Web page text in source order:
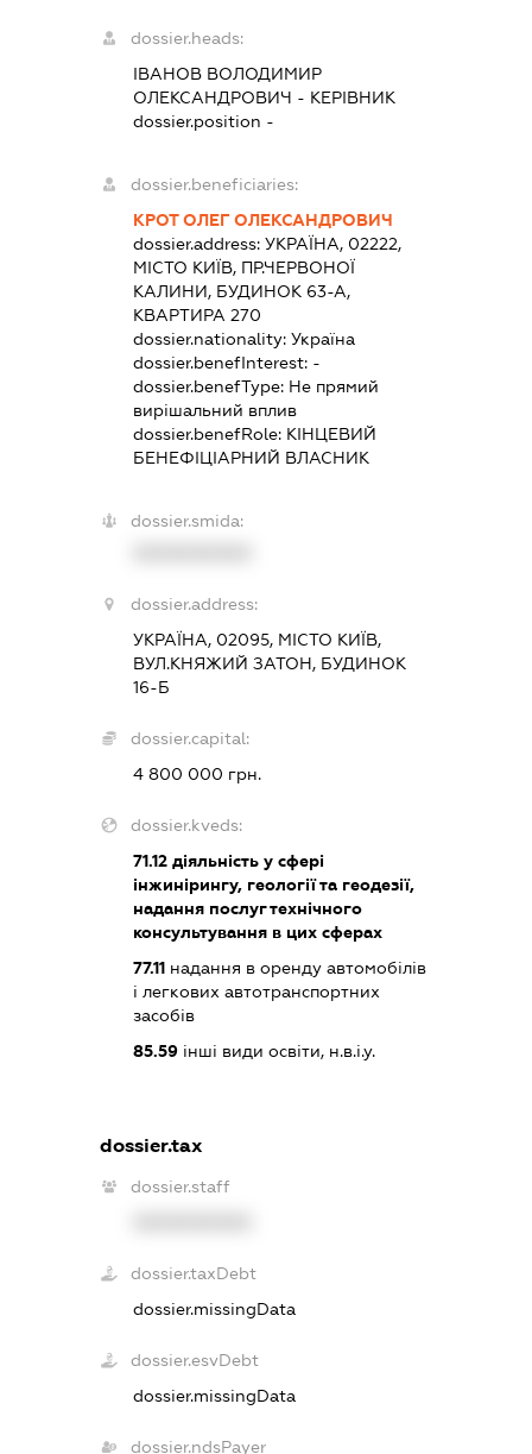
dossier.heads:
ІВАНОВ ВОЛОДИМИР
ОЛЕКСАНДРОВИЧ - КЕРІВНИК
dossier.position -
dossier.beneficiaries:
КРОТ ОЛЕГ ОЛЕКСАНДРОВИЧ
dossier.address:УКРАЇНА, 02222,
МІСТО КИЇВ, ПР.ЧЕРВОНОЇ
КАЛИНИ, БУДИНОК 63-А,
КВАРТИРА 270
dossier.nationality:Україна
dossier.benefInterest: -
dossier.benefType: Не прямий
вирішальний вплив
dossier.benefRole: КІНЦЕВИЙ
БЕНЕФІЦІАРНИЙ ВЛАСНИК
dossier.smida:
dossier.address:
УКРАЇНА, 02095, МІСТО КИЇВ,
ВУЛ.КНЯЖИЙ ЗАТОН, БУДИНОК
16-Б
dossier.capital:
4 800 000 грн.
dossier.kveds:
71.12 діяльність у сфері
інжинірингу, геології та геодезії,
надання послуг технічного
консультування в цих сферах
77.11 надання в оренду автомобілів
і легкових автотранспортних
засобів
85.59 інші види освіти, н.в.і.у.
dossier.tax
dossier.staff
dossier.taxDebt
dossier.missingData
dossier.esvDebt
dossier.missingData
dossier.ndsPayer